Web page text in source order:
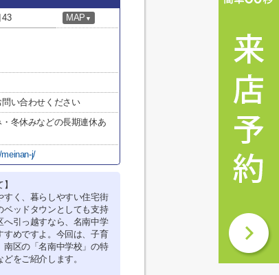
MAP ▼
い合わせください
冬休みなどの長期連休あ
j/
すく、暮らしやすい住宅街
ベッドタウンとしても支持
へ引っ越すなら、名南中学
すめですよ。今回は、子育
南区の「名南中学校」の特
をご紹介します。